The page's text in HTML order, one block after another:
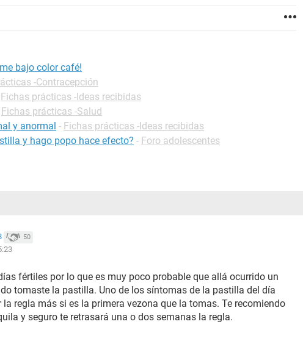
bajo color café!
-Contracepción
Fichas prácticas -Ideas recibidas
Fichas prácticas -Salud
y anormal - Fichas prácticas -Ideas recibidas
y hago popo hace efecto? - Foro adolescentes
50
fértiles por lo que es muy poco probable que allá ocurrido un
tomaste la pastilla. Uno de los síntomas de la pastilla del día
la regla más si es la primera vezona que la tomas. Te recomiendo
y seguro te retrasará una o dos semanas la regla.